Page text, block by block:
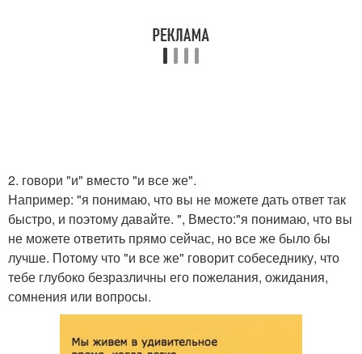
2. говори "и" вместо "и все же".
Например: "я понимаю, что вы не можете дать ответ так
быстро, и поэтому давайте. ", Вместо:"я понимаю, что вы
не можете ответить прямо сейчас, но все же было бы
лучше. Потому что "и все же" говорит собеседнику, что
тебе глубоко безразличны его пожелания, ожидания,
сомнения или вопросы.